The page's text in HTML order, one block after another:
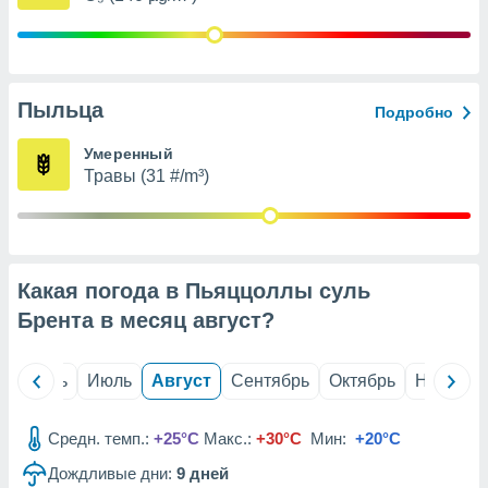
из
данных
сведения
Пыльца Подробно
Умеренный
Травы (31 #/m³)
Какая погода в Пьяццоллы суль
Брента в месяц август?
Июнь Июль Август Сентябрь Октябрь Ноябрь
Средн. темп.: +25°C Макс.: +30°C Мин: +20°C
Дождливые дни: 9 дней